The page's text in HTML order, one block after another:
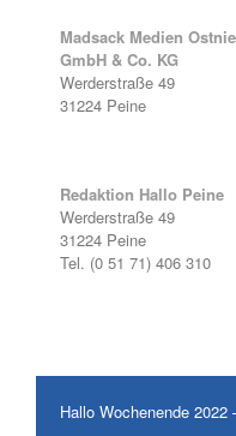
Madsack Medien
GmbH & Co. KG
Werderstraße 49
31224 Peine
Redaktion Hallo Peine
Werderstraße 49
31224 Peine
Tel. (0 51 71) 406 310
Hallo Wochenende